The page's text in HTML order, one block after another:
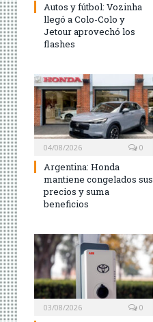
Autos y fútbol: Vozinha
llegó a Colo-Colo y
Jetour aprovechó los
flashes
04/08/2026 0
Argentina: Honda
mantiene congelados sus
precios y suma
beneficios
03/08/2026 0